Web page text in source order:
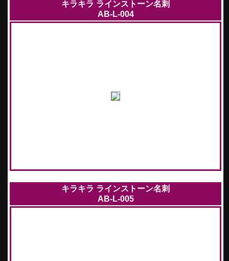
キラキラ ラインストーン名刺
AB-L-004
キラキラ ラインストーン名刺
AB-L-005